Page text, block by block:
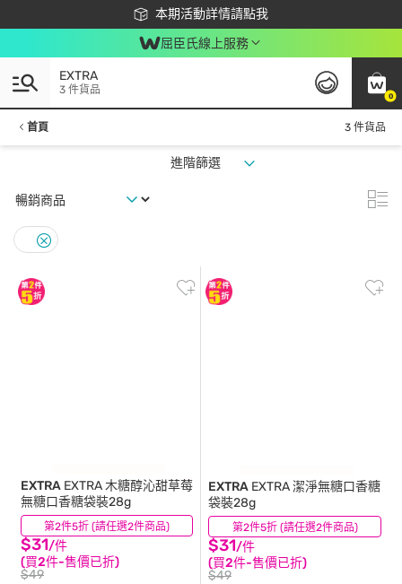
本期活動詳情請點我
下載app最高回饋$350
屈臣氏線上服務
0
EXTRA
3 件貨品
首頁 3 件貨品
進階篩選
第2件5折 (請任選2件商品)
EXTRA EXTRA 木糖醇沁甜草莓
無糖口香糖袋裝28g
$31/件
(買2件-售價已折)
$49
(12) 第2件5折 (請任選2件商品)
EXTRA EXTRA 潔淨無糖口香糖
袋裝28g
$31/件
(買2件-售價已折)
$49
(11)